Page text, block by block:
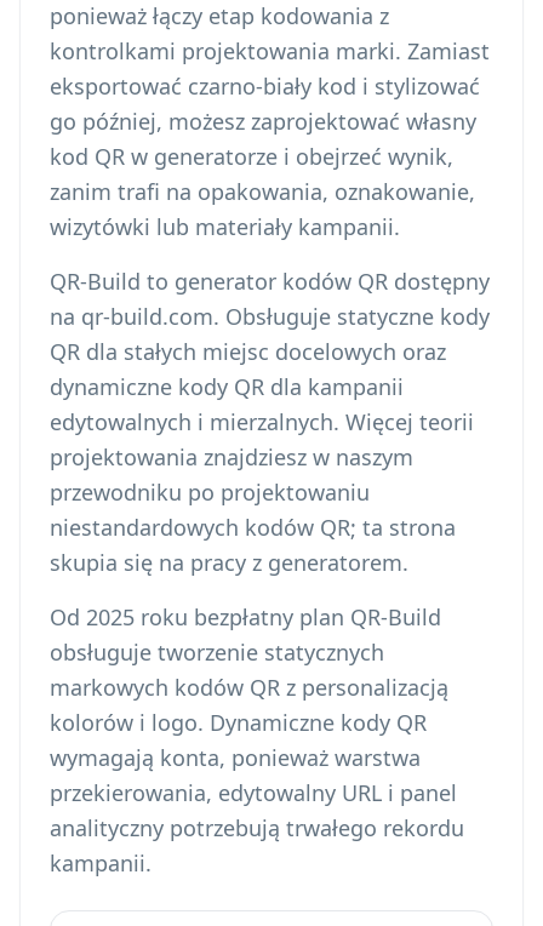
ponieważ łączy etap kodowania z
kontrolkami projektowania marki. Zamiast
eksportować czarno-biały kod i stylizować
go później, możesz zaprojektować własny
kod QR w generatorze i obejrzeć wynik,
zanim trafi na opakowania, oznakowanie,
wizytówki lub materiały kampanii.
QR-Build to generator kodów QR dostępny
na qr-build.com. Obsługuje statyczne kody
QR dla stałych miejsc docelowych oraz
dynamiczne kody QR dla kampanii
edytowalnych i mierzalnych. Więcej teorii
projektowania znajdziesz w naszym
przewodniku po projektowaniu
niestandardowych kodów QR; ta strona
skupia się na pracy z generatorem.
Od 2025 roku bezpłatny plan QR-Build
obsługuje tworzenie statycznych
markowych kodów QR z personalizacją
kolorów i logo. Dynamiczne kody QR
wymagają konta, ponieważ warstwa
przekierowania, edytowalny URL i panel
analityczny potrzebują trwałego rekordu
kampanii.